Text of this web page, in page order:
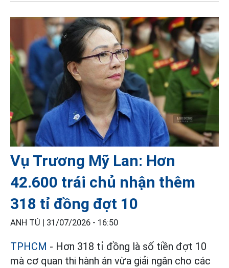
Vụ Trương Mỹ Lan: Hơn
42.600 trái chủ nhận thêm
318 tỉ đồng đợt 10
ANH TÚ | 31/07/2026 - 16:50
TPHCM - Hơn 318 tỉ đồng là số tiền đợt 10
mà cơ quan thi hành án vừa giải ngân cho các